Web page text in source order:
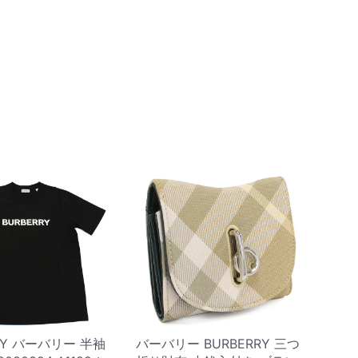
バーバリー 半袖
バーバリー BURBERRY 三つ